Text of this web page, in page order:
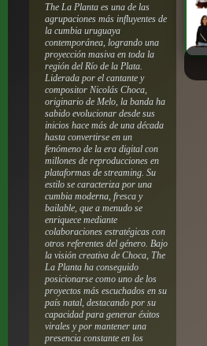
The La Planta es una de las
agrupaciones más influyentes de
la cumbia uruguaya
contemporánea, logrando una
proyección masiva en toda la
región del Río de la Plata.
Liderada por el cantante y
compositor Nicolás Choca,
originario de Melo, la banda ha
sabido evolucionar desde sus
inicios hace más de una década
hasta convertirse en un
fenómeno de la era digital con
millones de reproducciones en
plataformas de streaming. Su
estilo se caracteriza por una
cumbia moderna, fresca y
bailable, que a menudo se
enriquece mediante
colaboraciones estratégicas con
otros referentes del género. Bajo
la visión creativa de Choca, The
La Planta ha conseguido
posicionarse como uno de los
proyectos más escuchados en su
país natal, destacando por su
capacidad para generar éxitos
virales y por mantener una
presencia constante en los